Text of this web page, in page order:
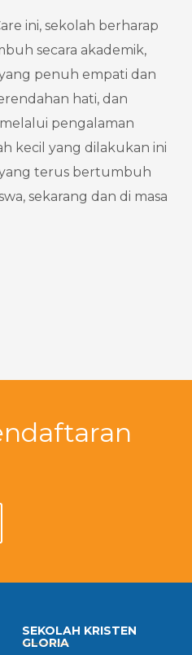
ini, sekolah berharap
secara akademik,
penuh empati dan
hati, dan
pengalaman
kecil yang dilakukan ini
terus bertumbuh
sekarang dan di masa
SEKOLAH KRISTEN
GLORIA